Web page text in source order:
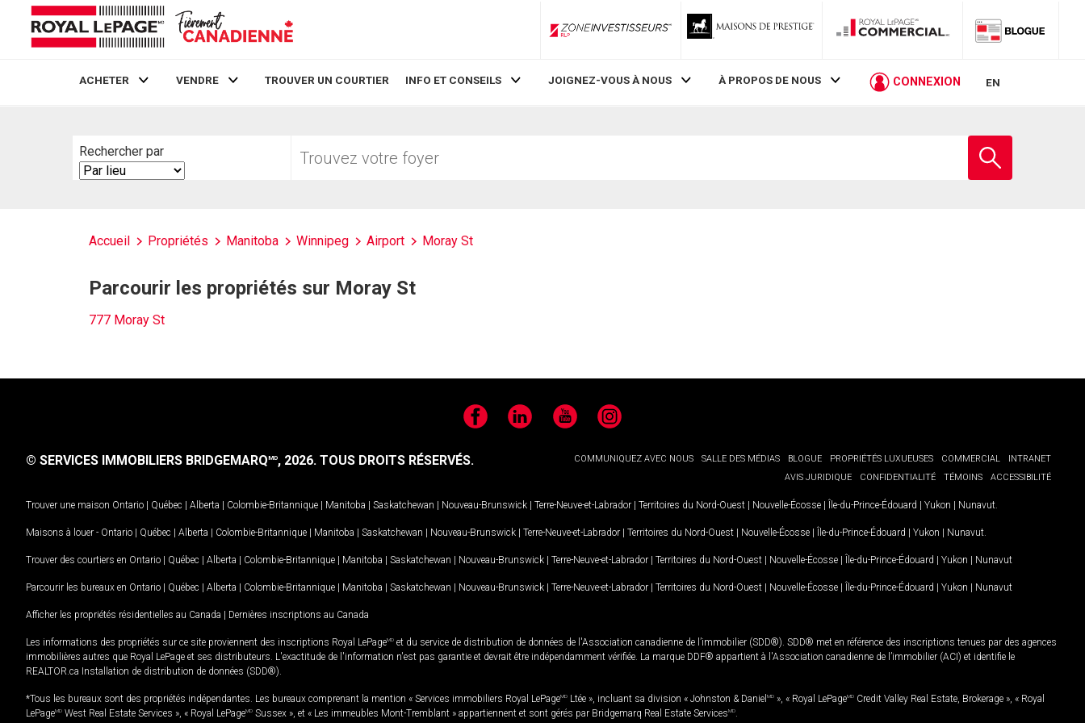
ZoneInvestisseurs RLP
ACHETER VENDRE TROUVER UN COURTIER INFO ET CONSEILS JOIGNEZ-VOUS À NOUS À PROPOS DE NOUS CONNEXION EN
Rechercher par
Search
By
votre
Accueil Propriétés Manitoba Winnipeg Airport Moray St
Parcourir les propriétés sur Moray St
777 Moray St
FacebookLinkedIn YouTubeInstagram
COMMUNIQUEZ AVEC NOUS SALLE DES MÉDIAS BLOGUE PROPRIÉTÉS LUXUEUSES COMMERCIAL
INTRANET
AVIS JURIDIQUE
CONFIDENTIALITÉ TÉMOINS ACCESSIBILITÉ
© SERVICES IMMOBILIERS BRIDGEMARQMD, 2026. TOUS DROITS RÉSERVÉS.
Trouver une maison Ontario | Québec | Alberta | Colombie-Britannique | Manitoba | Saskatchewan | Nouveau-Brunswick | Terre-Neuve-et-Labrador | Territoires du Nord-Ouest | Nouvelle-Écosse | Île-du-Prince-Édouard | Yukon | Nunavut
Maisons à louer - Ontario | Québec | Alberta | Colombie-Britannique | Manitoba | Saskatchewan | Nouveau-Brunswick | Terre-Neuve-et-Labrador | Territoires du Nord-Ouest | Nouvelle-Écosse | Île-du-Prince-Édouard | Yukon | Nunavut
Trouver des courtiers en Ontario | Québec | Alberta | Colombie-Britannique | Manitoba | Saskatchewan | Nouveau-Brunswick | Terre-Neuve-et-Labrador | Territoires du Nord-Ouest | Nouvelle-Écosse | Île-du-Prince-Édouard | Yukon | Nunavut
Parcourir les bureaux en Ontario | Québec | Alberta | Colombie-Britannique | Manitoba | Saskatchewan | Nouveau-Brunswick | Terre-Neuve-et-Labrador | Territoires du Nord-Ouest | Nouvelle-Écosse | Île-du-Prince-Édouard | Yukon | Nunavut
Afficher les propriétés résidentielles au Canada | Dernières inscriptions au Canada
Les informations des propriétés sur ce site proviennent des inscriptions Royal LePageMD et du service de distribution de données de l'Association canadienne de l’immobilier (SDD®). SDD® met en référence des inscriptions tenues par des agences
immobilières autres que Royal LePage et ses distributeurs. L'exactitude de l'information n'est pas garantie et devrait être indépendamment vérifiée. La marque DDF® appartient à l'Association canadienne de l’immobilier (ACI) et identifie le
REALTOR.ca Installation de distribution de données (SDD®).
*Tous les bureaux sont des propriétés indépendantes. Les bureaux comprenant la mention « Services immobiliers Royal LePageMD Ltée », incluant sa division « Johnston & Daniel MD », « Royal LePageMD Credit Valley Real Estate, Brokerage », « Royal
LePageMD West Real Estate Services », « Royal LePageMD Sussex », et « Les immeubles Mont-Tremblant » appartiennent et sont gérés par Bridgemarq Real Estate ServicesMD